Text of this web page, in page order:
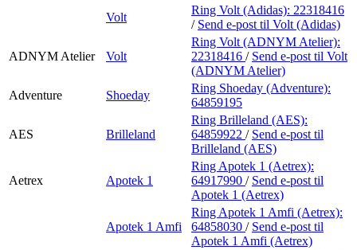
Volt
Ring Volt (Adidas): 22318416
/ Send e-post til Volt (Adidas)
ADNYM Atelier Volt
Ring Volt (ADNYM Atelier):
22318416 / Send e-post til Volt
(ADNYM Atelier)
Adventure
Shoeday
Ring Shoeday (Adventure):
64859195
AES Brilleland
Ring Brilleland (AES):
64859922 / Send e-post til
Brilleland (AES)
Aetrex Apotek 1
Ring Apotek 1 (Aetrex):
64917990 / Send e-post til
Apotek 1 (Aetrex)
Apotek 1 Amfi
Ring Apotek 1 Amfi (Aetrex):
64858030 / Send e-post til
Apotek 1 Amfi (Aetrex)